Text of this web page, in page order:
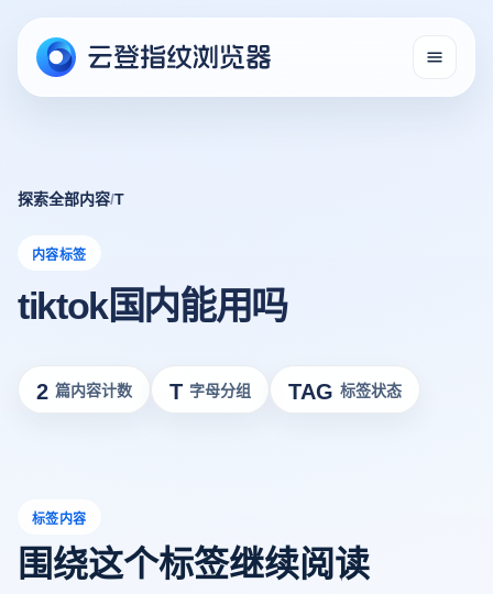
探索全部内容/T
内容标签
tiktok国内能用吗
2 篇内容计数 T 字母分组 TAG 标签状态
标签内容
围绕这个标签继续阅读